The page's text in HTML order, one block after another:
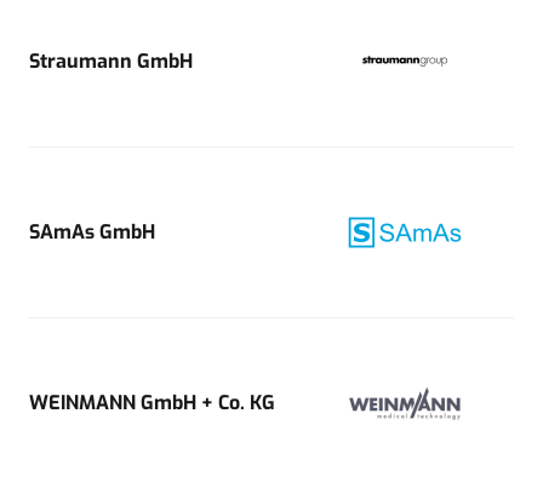
Straumann GmbH
SAmAs GmbH
WEINMANN GmbH + Co. KG